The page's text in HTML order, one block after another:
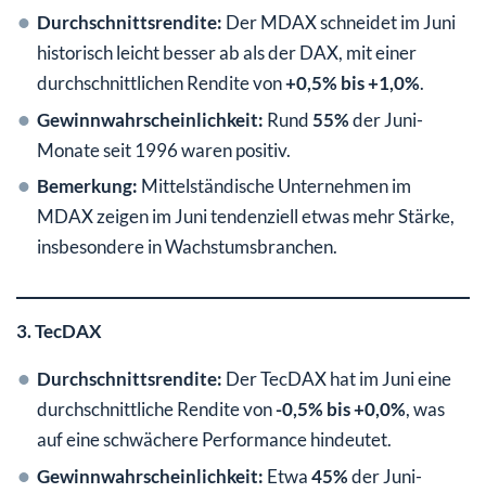
Durchschnittsrendite: Der MDAX schneidet im Juni
historisch leicht besser ab als der DAX, mit einer
durchschnittlichen Rendite von+0,5% bis +1,0%.
Gewinnwahrscheinlichkeit: Rund55%der Juni-
Monate seit 1996 waren positiv.
Bemerkung: Mittelständische Unternehmen im
MDAX zeigen im Juni tendenziell etwas mehr Stärke,
insbesondere in Wachstumsbranchen.
3. TecDAX
Durchschnittsrendite: Der TecDAX hat im Juni eine
durchschnittliche Rendite von-0,5% bis +0,0%, was
auf eine schwächere Performance hindeutet.
Gewinnwahrscheinlichkeit: Etwa45%der Juni-